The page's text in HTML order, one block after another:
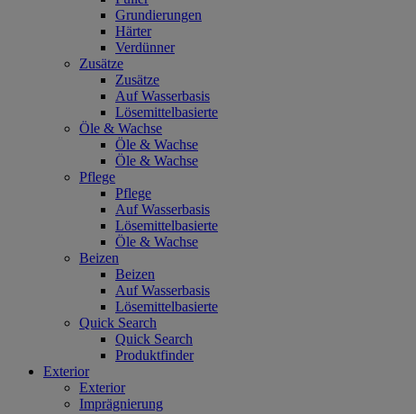
Grundierungen
Härter
Verdünner
Zusätze
Zusätze
Auf Wasserbasis
Lösemittelbasierte
Öle & Wachse
Öle & Wachse
Öle & Wachse
Pflege
Pflege
Auf Wasserbasis
Lösemittelbasierte
Öle & Wachse
Beizen
Beizen
Auf Wasserbasis
Lösemittelbasierte
Quick Search
Quick Search
Produktfinder
Exterior
Exterior
Imprägnierung